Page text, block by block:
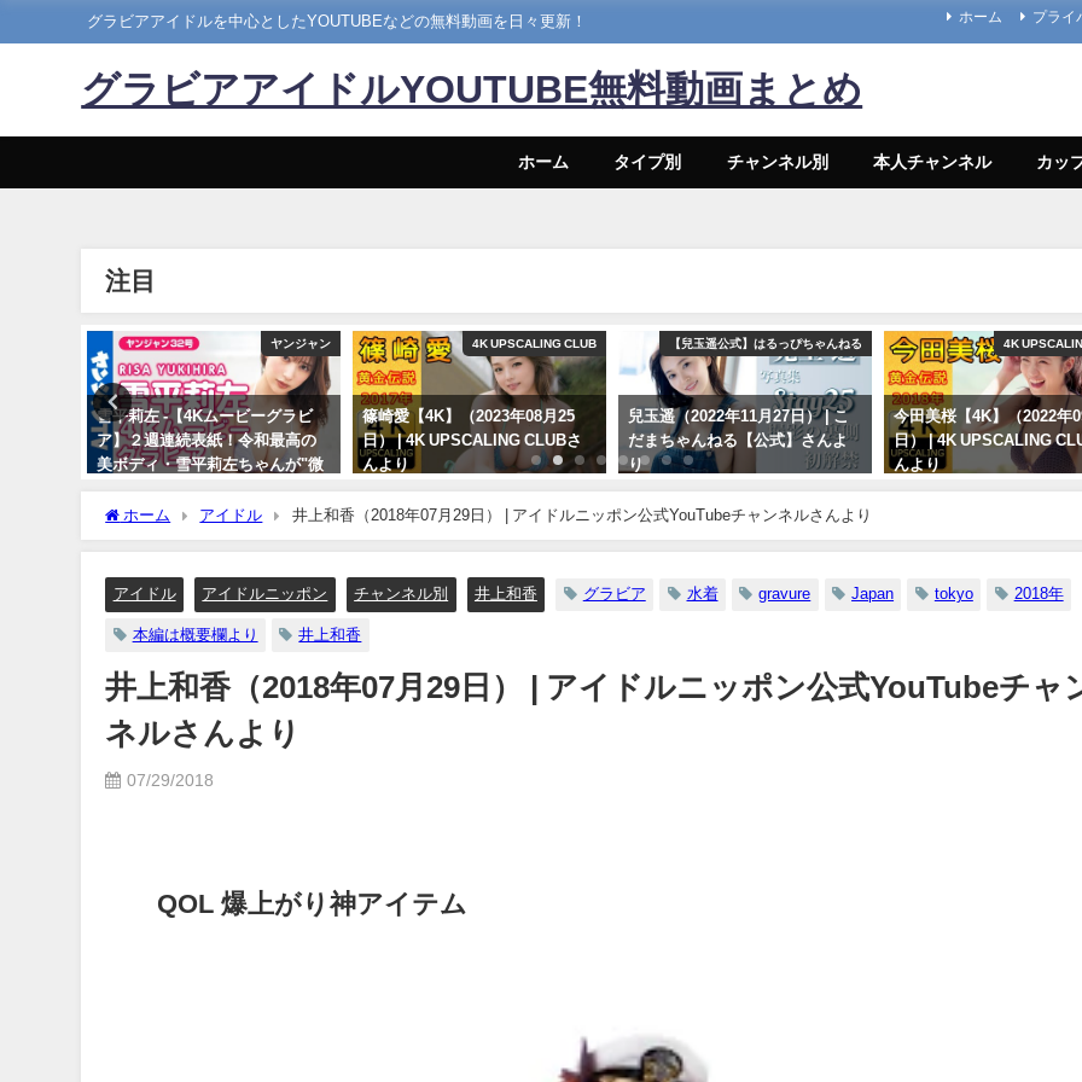
グラビアアイドルを中心としたYOUTUBEなどの無料動画を日々更新！ ホーム プライ
グラビアアイドルYOUTUBE無料動画まとめ
ホーム タイプ別 チャンネル別 本人チャンネル カッ
注目
ヤンジャン
雪平莉左 -【4Kムービーグラビ
ア】２週連続表紙！令和最高の
美ボディ・雪平莉左ちゃんが"微
笑みの国"タイで魅せる女神の微
笑み！カラフルでビビッドな水
着撮影に最高画質で没入密着！
日） | ヤンジャンTV【集英社ヤ
ングジャンプ公式】さんより
07/06/2023
4K UPSCALING CLUB
篠崎愛【4K】（2023年08月25
日） | 4K UPSCALING CLUBさ
んより
【兒玉遥公式】はるっぴちゃんねる
兒玉遥（2022年11月27日） | こ
だまちゃんねる【公式】さんよ
り
4K
今田美桜【4K】（2022年
日） | 4K UPSCALING
んより
ホーム アイドル 井上和香（2018年07月29日） | アイドルニッポン公式YouTubeチャンネルさんより
アイドル アイドルニッポン チャンネル別 井上和香 グラビア 水着 gravure Japan tokyo 2018年
本編は概要欄より 井上和香
井上和香（2018年07月29日） | アイドルニッポン公式YouTubeチャ
ネルさんより
07/29/2018
QOL 爆上がり神アイテム